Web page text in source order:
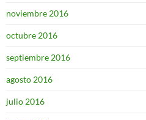
noviembre 2016
octubre 2016
septiembre 2016
agosto 2016
julio 2016